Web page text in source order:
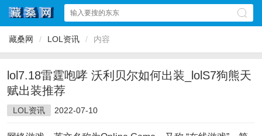
藏桑网 / LOL资讯 / 内容
lol7.18雷霆咆哮 沃利贝尔如何出装_lolS7狗熊天
赋出装推荐
LOL资讯 2022-07-10